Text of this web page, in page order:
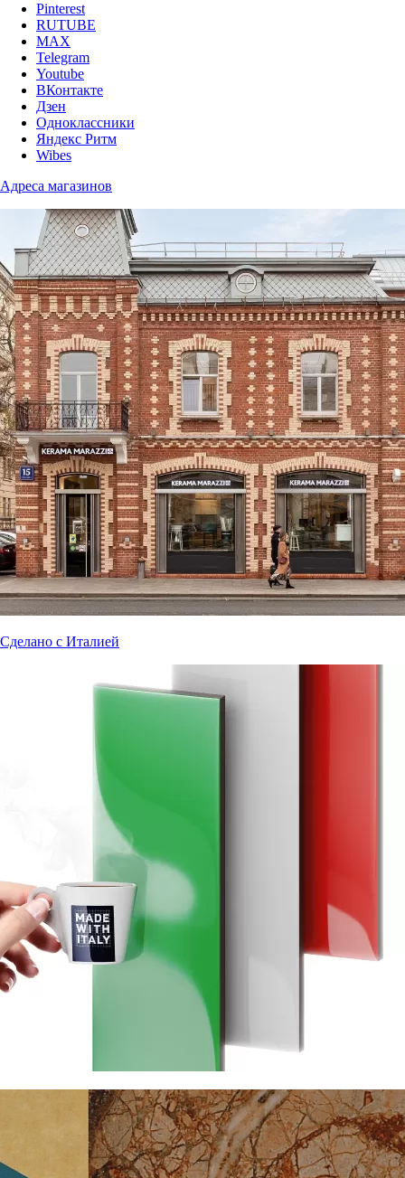
Pinterest
RUTUBE
MAX
Telegram
Youtube
ВКонтакте
Дзен
Одноклассники
Яндекс Ритм
Wibes
Адреса магазинов
Сделано с Италией